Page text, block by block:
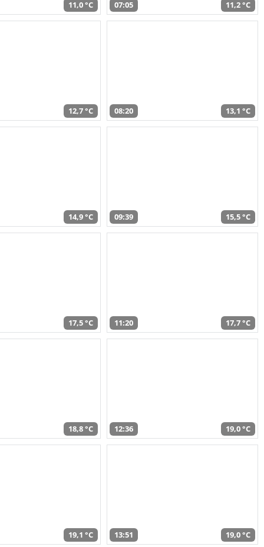
11,0 °C 07:05 11,2 °C
12,7 °C 08:20 13,1 °C
14,9 °C 09:39 15,5 °C
17,5 °C 11:20 17,7 °C
18,8 °C 12:36 19,0 °C
19,1 °C 13:51 19,0 °C